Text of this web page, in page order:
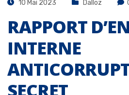
10 Mai 2023 Dalloz
RAPPORT
INTERNE